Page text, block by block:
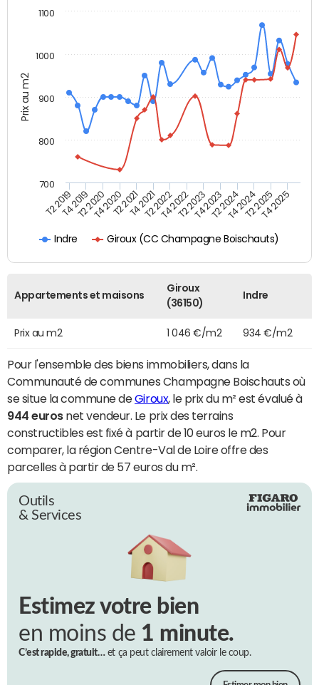
Prix au m2
Indre Giroux (CC Champagne Boischauts)
T2 2019T4 2019T2 2020T4 2020T2 2021T4 2021T2 2022T4 2022T2 2023T4 2023T2 2024T4 2024T2 2025T4 2025
700
800
900
1000
1100
Appartements et maisons
Giroux
(36150)
Indre
Prix au m2 1 046 €/m2 934 €/m2
Pour l'ensemble des biens immobiliers, dans la
Communauté de communes Champagne Boischauts où
se situe la commune deGiroux, le prix du m² est évalué à
944 eurosnet vendeur. Le prix des terrains
constructibles est fixé à partir de 10 euros le m2. Pour
comparer, la région Centre-Val de Loire offre des
parcelles à partir de 57 euros du m².
Outils
& Services
Estimez votre bien
en moins de 1 minute.
C’est rapide, gratuit…et ça peut clairement valoir le coup.